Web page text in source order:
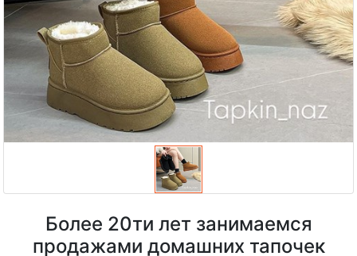
Более 20ти лет занимаемся
продажами домашних тапочек